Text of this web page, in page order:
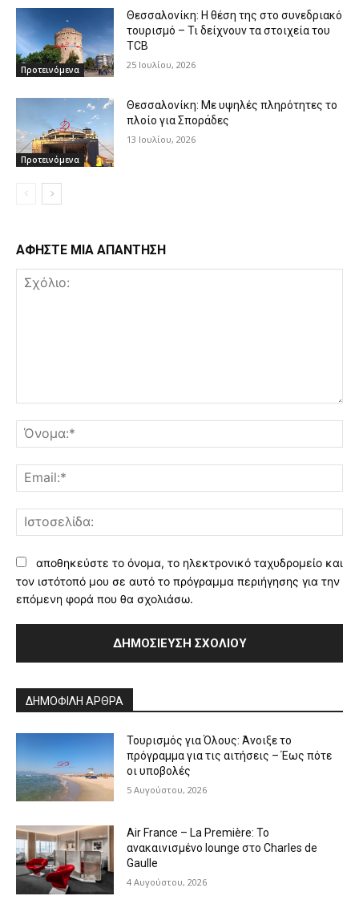
Προτεινόμενα
Θεσσαλονίκη: Η θέση της στο συνεδριακό
τουρισμό – Τι δείχνουν τα στοιχεία του
TCB
25 Ιουλίου, 2026
Προτεινόμενα
Θεσσαλονίκη: Με υψηλές πληρότητες το
πλοίο για Σποράδες
13 Ιουλίου, 2026
ΑΦΗΣΤΕ ΜΙΑ ΑΠΑΝΤΗΣΗ
αποθηκεύστε το όνομα, το ηλεκτρονικό ταχυδρομείο και
τον ιστότοπό μου σε αυτό το πρόγραμμα περιήγησης για την
επόμενη φορά που θα σχολιάσω.
ΔΗΜΟΦΙΛΗ ΑΡΘΡΑ
Τουρισμός για Όλους: Άνοιξε το
πρόγραμμα για τις αιτήσεις – Έως πότε
οι υποβολές
5 Αυγούστου, 2026
Air France – La Première: Το
ανακαινισμένο lounge στο Charles de
Gaulle
4 Αυγούστου, 2026